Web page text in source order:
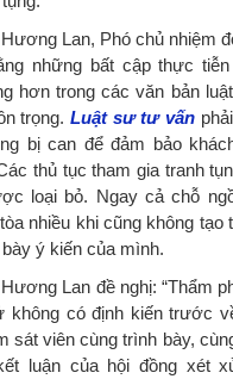
Lan, Phó chủ nhiệm
những bất cập thực
hơn trong các văn bản
trọng.Luật sư tư vấn
bị can để đảm bảo
thủ tục tham gia tranh
loại bỏ. Ngay cả chỗ
nhiều khi cũng không tạo
ý kiến của mình.
Lan đề nghị: “Thẩm
không có định kiến trước
sát viên cùng trình bày,
luận của hội đồng xét